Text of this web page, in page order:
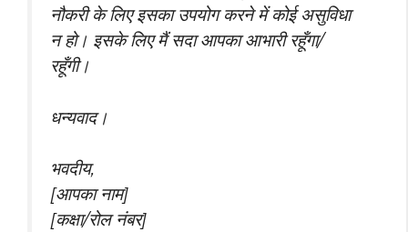
नौकरी के लिए इसका उपयोग करने में कोई असुविधा
न हो। इसके लिए मैं सदा आपका आभारी रहूँगा/
रहूँगी।
धन्यवाद।
भवदीय,
[आपका नाम]
[कक्षा/रोल नंबर]